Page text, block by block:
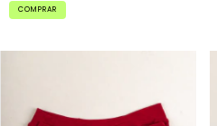
COMPRAR